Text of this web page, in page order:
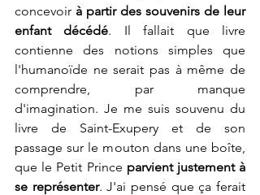
concevoir à partir des souvenirs de leur
enfant décédé. Il fallait que livre
contienne des notions simples que
l'humanoïde ne serait pas à même de
comprendre, par manque
d'imagination. Je me suis souvenu du
livre de Saint-Exupery et de son
passage sur le mouton dans une boîte,
que le Petit Prince parvient justement à
se représenter. J'ai pensé que ça ferait